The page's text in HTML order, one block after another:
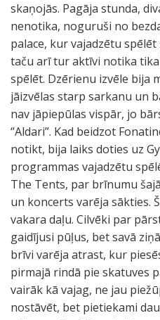
skaņojās. Pagāja stunda,
nenotika, noguruši no
palace, kur vajadzētu
taču arī tur aktīvi notika
spēlēt. Dzērienu izvēle bija
jāizvēlas starp sarkanu un
nav jāpiepūlas vispār, jo bārs
‘’Aldari”. Kad beidzot
notikt, bija laiks doties uz
programmas vajadzētu
The Tents, par brīnumu
un koncerts varēja sākties.
vakara daļu. Cilvēki par
gaidījusi pūļus, bet savā
brīvi varēja atrast, kur
pirmajā rindā pie skatuves
vairāk kā vajag, ne jau
nostāvēt, bet pietiekami